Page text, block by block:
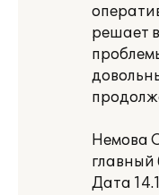
решает
Немова
главный
Дата